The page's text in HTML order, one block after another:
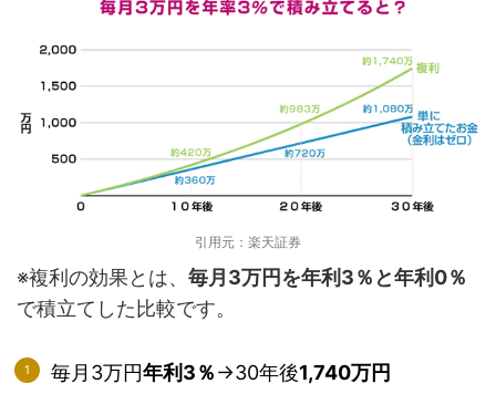
引用元：楽天証券
※複利の効果とは、 毎月3万円を年利3％と年利0％
で積立てした比較です。
毎月3万円年利3％→30年後1,740万円